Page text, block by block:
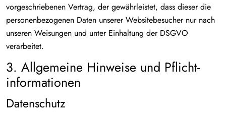
vorgeschriebenen Vertrag, der gewährleistet, dass dieser die
personenbezogenen Daten unserer Websitebesucher nur nach
unseren Weisungen und unter Einhaltung der DSGVO
verarbeitet.
3. Allgemeine Hinweise und Pflicht­
informationen
Datenschutz